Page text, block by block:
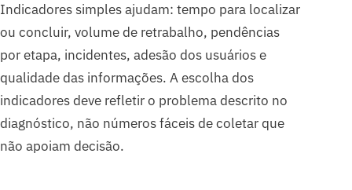
Indicadores simples ajudam: tempo para localizar
ou concluir, volume de retrabalho, pendências
por etapa, incidentes, adesão dos usuários e
qualidade das informações. A escolha dos
indicadores deve refletir o problema descrito no
diagnóstico, não números fáceis de coletar que
não apoiam decisão.